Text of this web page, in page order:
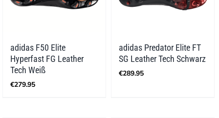
adidas F50 Elite
Hyperfast FG Leather
Tech Weiß
€279.95
adidas Predator Elite FT
SG Leather Tech Schwarz
€289.95